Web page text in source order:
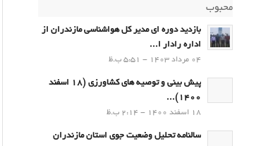
محبوب
بازدید دوره ای مدیر کل هواشناسی مازندران از
اداره رادار ا...
04 مرداد 1403 - 5:51 ب.ظ
پیش بینی و توصیه های کشاورزی (18 اسفند
1400)...
18 اسفند 1400 - 2:14 ب.ظ
سالنامه تحلیل وضعیت جوی استان مازندران